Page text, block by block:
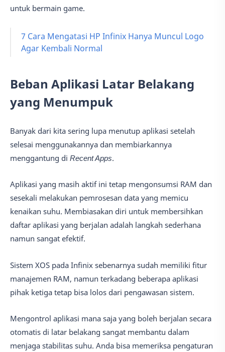
untuk bermain game.
7 Cara Mengatasi HP Infinix Hanya Muncul Logo
Agar Kembali Normal
Beban Aplikasi Latar Belakang
yang Menumpuk
Banyak dari kita sering lupa menutup aplikasi setelah
selesai menggunakannya dan membiarkannya
menggantung di Recent Apps.
Aplikasi yang masih aktif ini tetap mengonsumsi RAM dan
sesekali melakukan pemrosesan data yang memicu
kenaikan suhu. Membiasakan diri untuk membersihkan
daftar aplikasi yang berjalan adalah langkah sederhana
namun sangat efektif.
Sistem XOS pada Infinix sebenarnya sudah memiliki fitur
manajemen RAM, namun terkadang beberapa aplikasi
pihak ketiga tetap bisa lolos dari pengawasan sistem.
Mengontrol aplikasi mana saja yang boleh berjalan secara
otomatis di latar belakang sangat membantu dalam
menjaga stabilitas suhu. Anda bisa memeriksa pengaturan